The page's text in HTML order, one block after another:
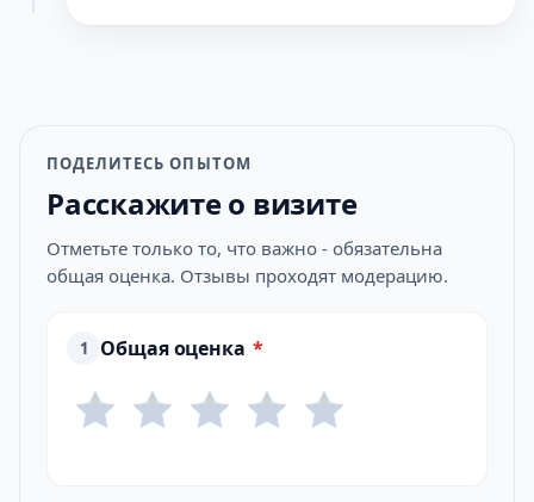
ПОДЕЛИТЕСЬ ОПЫТОМ
Расскажите о визите
Отметьте только то, что важно - обязательна
общая оценка. Отзывы проходят модерацию.
1 Общая оценка *